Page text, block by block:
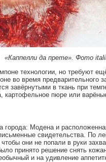
«Каппелли да прете». Фото
технологии, но требуют
во время предварительного
завёрнутыми в ткань при
картофельное пюре или
города: Модена и
свидетельства. По
они не попали в руки
принято решение снять
и на удивление